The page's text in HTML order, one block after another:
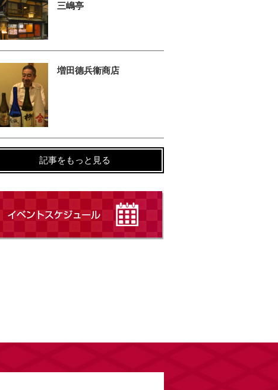
三嶋亭
増田德兵衞商店
記事をもっと見る